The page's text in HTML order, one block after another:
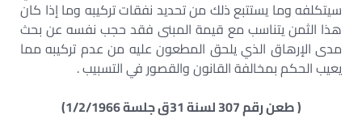
سيتكلفه وما يستتبع ذلك من تحديد نفقات تركيبه وما إذا كان
هذا الثمن يتناسب مع قيمة المبنى فقد حجب نفسه عن بحث
مدى الإرهاق الذي يلحق المطعون عليه من عدم تركيبه مما
يعيب الحكم بمخالفة القانون والقصور في التسبيب .
( طعن رقم 307 لسنة 31ق جلسة 1/2/1966)